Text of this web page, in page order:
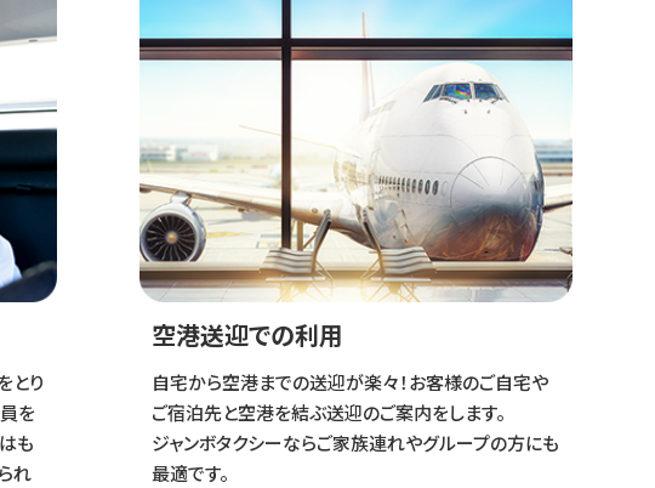
とり
を
も
れ
空港送迎での利用
自宅から空港までの送迎が楽々！お客様のご自宅や
ご宿泊先と空港を結ぶ送迎のご案内をします。
ジャンボタクシーならご家族連れやグループの方にも
最適です。